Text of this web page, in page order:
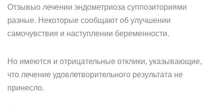
Отзывыо лечении эндометриоза суппозиториями
разные. Некоторые сообщают об улучшении
самочувствия и наступлении беременности.
Но имеются и отрицательные отклики, указывающие,
что лечение удовлетворительного результата не
принесло.